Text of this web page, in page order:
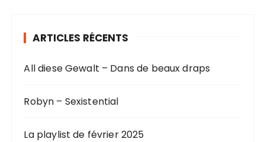
ARTICLES RÉCENTS
All diese Gewalt – Dans de beaux draps
Robyn – Sexistential
La playlist de février 2025